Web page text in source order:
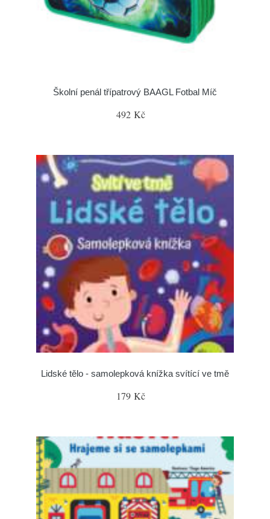
Školní penál třípatrový BAAGL Fotbal Míč
492 Kč
Lidské tělo - samolepková knížka svítící ve tmě
179 Kč